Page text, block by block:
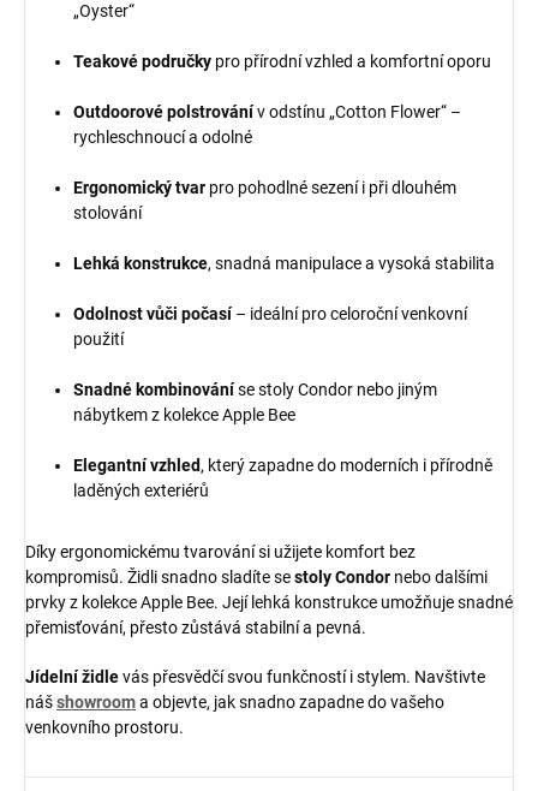
„Oyster“
Teakové područky pro přírodní vzhled a komfortní oporu
Outdoorové polstrovánív odstínu „Cotton Flower“ –
rychleschnoucí a odolné
Ergonomický tvar pro pohodlné sezení i při dlouhém
stolování
Lehká konstrukce, snadná manipulace a vysoká stabilita
Odolnost vůči počasí– ideální pro celoroční venkovní
použití
Snadné kombinováníse stoly Condor nebo jiným
nábytkem z kolekce Apple Bee
Elegantní vzhled, který zapadne do moderních i přírodně
laděných exteriérů
Díky ergonomickému tvarování si užijete komfort bez
kompromisů. Židli snadno sladíte sestoly Condor nebo dalšími
prvky z kolekce Apple Bee. Její lehká konstrukce umožňuje snadné
přemisťování, přesto zůstává stabilní a pevná.
Jídelní židlevás přesvědčí svou funkčností i stylem. Navštivte
nášshowrooma objevte, jak snadno zapadne do vašeho
venkovního prostoru.